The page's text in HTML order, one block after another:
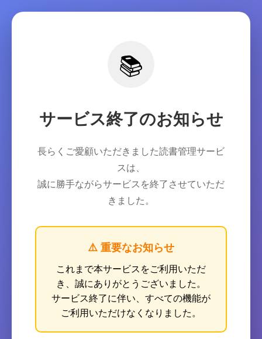
📚
サービス終了のお知らせ
長らくご愛顧いただきました読書管理サービ
スは、
誠に勝手ながらサービスを終了させていただ
きました。
⚠️ 重要なお知らせ
これまで本サービスをご利用いただ
き、誠にありがとうございました。
サービス終了に伴い、すべての機能が
ご利用いただけなくなりました。